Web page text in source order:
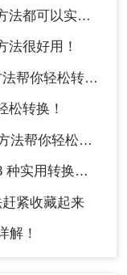
实现批量转换
法很好用！
你轻松转换！
松转换！
你轻松转换!
保留原文档格式！
紧收藏起来
解！